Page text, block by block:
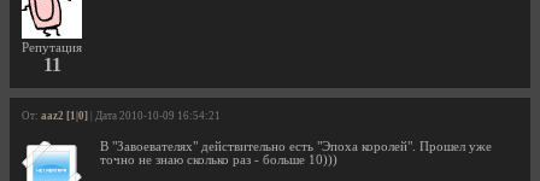
Репутация
11
От: aaz2 [1|0] | Дата 2010-10-09 16:54:21
В "Завоевателях" действительно есть "Эпоха королей". Прошел уже
точно не знаю сколько раз - больше 10)))